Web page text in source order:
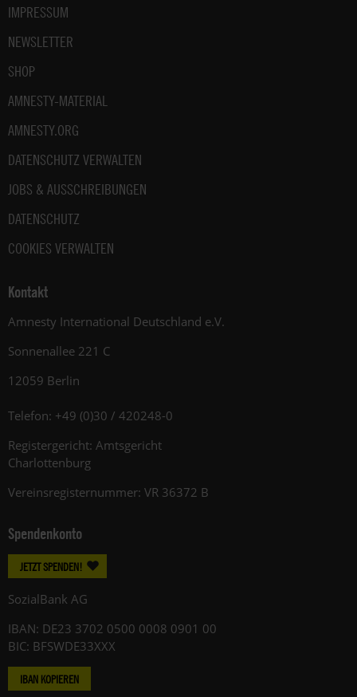
IMPRESSUM
NEWSLETTER
SHOP
AMNESTY-MATERIAL
AMNESTY.ORG
DATENSCHUTZ VERWALTEN
JOBS & AUSSCHREIBUNGEN
DATENSCHUTZ
COOKIES VERWALTEN
Kontakt
Amnesty International Deutschland e.V.
Sonnenallee 221 C
12059 Berlin
Telefon: +49 (0)30 / 420248-0
Registergericht: Amtsgericht
Charlottenburg
Vereinsregisternummer: VR 36372 B
Spendenkonto
JETZT SPENDEN!
SozialBank AG
IBAN: DE23 3702 0500 0008 0901 00
BIC: BFSWDE33XXX
IBAN KOPIEREN